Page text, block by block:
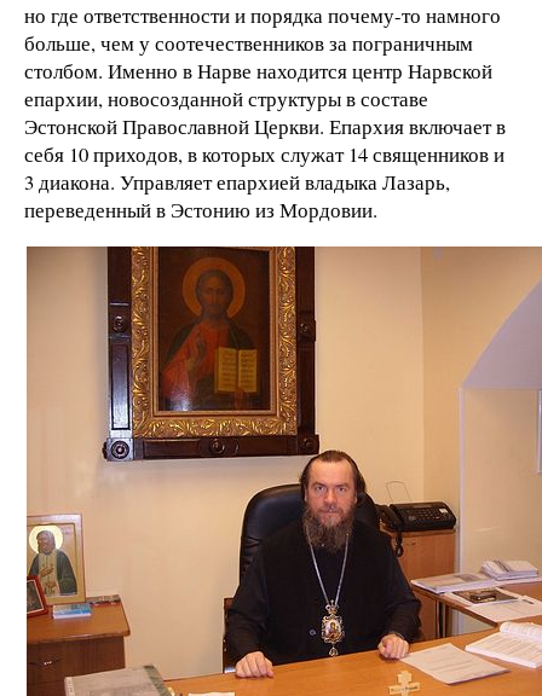
но где ответственности и порядка почему-то намного
больше, чем у соотечественников за пограничным
столбом. Именно в Нарве находится центр Нарвской
епархии, новосозданной структуры в составе
Эстонской Православной Церкви. Епархия включает в
себя 10 приходов, в которых служат 14 священников и
3 диакона. Управляет епархией владыка Лазарь,
переведенный в Эстонию из Мордовии.